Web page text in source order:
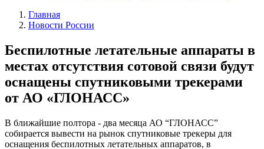
Главная
Новости России
Беспилотные летательные аппараты в
местах отсутствия сотовой связи будут
оснащены спутниковыми трекерами
от АО «ГЛОНАСС»
В ближайшие полтора - два месяца АО “ГЛОНАСС”
собирается вывести на рынок спутниковые трекеры для
оснащения беспилотных летательных аппаратов, в